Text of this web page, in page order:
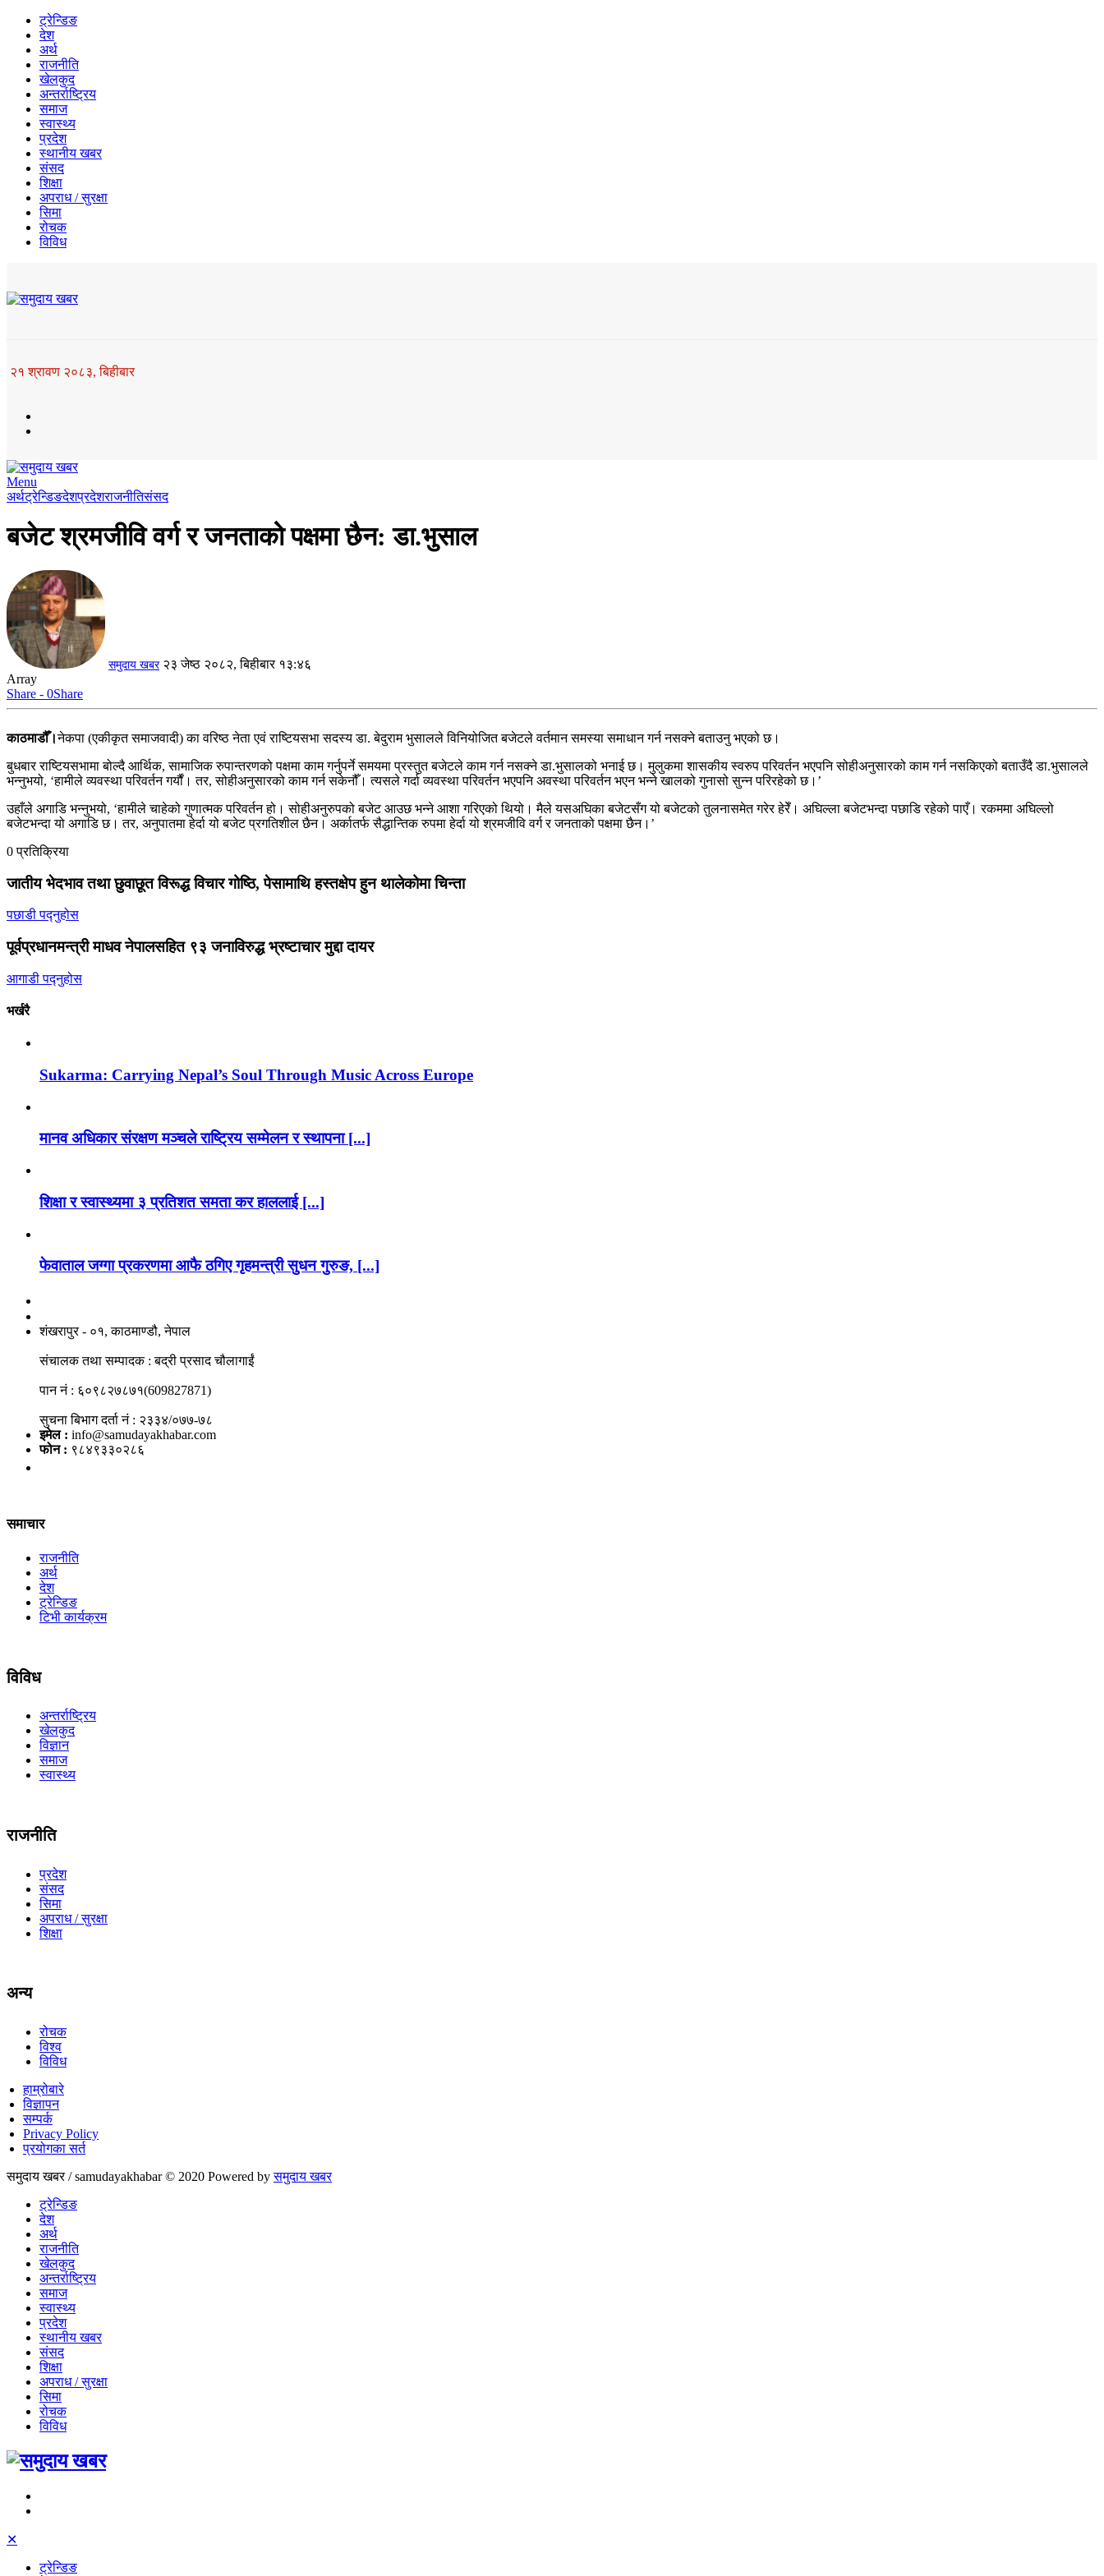
ट्रेन्डिङ
देश
अर्थ
राजनीति
खेलकुद
अन्तर्राष्ट्रिय
समाज
स्वास्थ्य
प्रदेश
स्थानीय खबर
संसद
शिक्षा
अपराध / सुरक्षा
सिमा
रोचक
विविध
२१ श्रावण २०८३, बिहीबार
Menu
अर्थट्रेन्डिङदेशप्रदेशराजनीतिसंसद
बजेट श्रमजीवि वर्ग र जनताको पक्षमा छैन: डा.भुसाल
समुदाय खबर २३ जेष्ठ २०८२, बिहीबार १३:४६
Array
Share - 0Share
काठमाडौँ।नेकपा (एकीकृत समाजवादी) का वरिष्ठ नेता एवं राष्टियसभा सदस्य डा. बेदुराम भुसालले विनियोजित बजेटले वर्तमान समस्या समाधान गर्न नसक्ने बताउनु भएको छ।
बुधबार राष्टियसभामा बोल्दै आर्थिक, सामाजिक रुपान्तरणको पक्षमा काम गर्नुपर्ने समयमा प्रस्तुत बजेटले काम गर्न नसक्ने डा.भुसालको भनाई छ। मुलुकमा शासकीय स्वरुप परिवर्तन भएपनि सोहीअनुसारको काम गर्न नसकिएको बताउँदै डा.भुसालले
भन्नुभयो, ‘हामीले व्यवस्था परिवर्तन गर्यौं। तर, सोहीअनुसारको काम गर्न सकेनौँ। त्यसले गर्दा व्यवस्था परिवर्तन भएपनि अवस्था परिवर्तन भएन भन्ने खालको गुनासो सुन्न परिरहेको छ।’
उहाँले अगाडि भन्नुभयो, ‘हामीले चाहेको गुणात्मक परिवर्तन हो। सोहीअनुरुपको बजेट आउछ भन्ने आशा गरिएको थियो। मैले यसअघिका बजेटसँग यो बजेटको तुलनासमेत गरेर हेरेँ। अघिल्ला बजेटभन्दा पछाडि रहेको पाएँ। रकममा अघिल्लो
बजेटभन्दा यो अगाडि छ। तर, अनुपातमा हेर्दा यो बजेट प्रगतिशील छैन। अर्कातर्फ सैद्धान्तिक रुपमा हेर्दा यो श्रमजीवि वर्ग र जनताको पक्षमा छैन।’
0 प्रतिक्रिया
जातीय भेदभाव तथा छुवाछूत विरूद्ध विचार गोष्ठि, पेसामाथि हस्तक्षेप हुन थालेकोमा चिन्ता
पछाडी पद्नुहोस
पूर्वप्रधानमन्त्री माधव नेपालसहित ९३ जनाविरुद्ध भ्रष्टाचार मुद्दा दायर
आगाडी पद्नुहोस
भर्खरै
Sukarma: Carrying Nepal’s Soul Through Music Across Europe
मानव अधिकार संरक्षण मञ्चले राष्ट्रिय सम्मेलन र स्थापना [...]
शिक्षा र स्वास्थ्यमा ३ प्रतिशत समता कर हाललाई [...]
फेवाताल जग्गा प्रकरणमा आफै ठगिए गृहमन्त्री सुधन गुरुङ, [...]
शंखरापुर - ०१, काठमाण्डौ, नेपाल
संचालक तथा सम्पादक : बद्री प्रसाद चौलागाईं
पान नं : ६०९८२७८७१(609827871)
सुचना बिभाग दर्ता नं : २३३४/०७७-७८
इमेल : info@samudayakhabar.com
फोन : ९८४९३३०२८६
समाचार
राजनीति
अर्थ
देश
ट्रेन्डिङ
टिभी कार्यक्रम
विविध
अन्तर्राष्ट्रिय
खेलकुद
विज्ञान
समाज
स्वास्थ्य
राजनीति
प्रदेश
संसद
सिमा
अपराध / सुरक्षा
शिक्षा
अन्य
रोचक
विश्व
विविध
हाम्रोबारे
विज्ञापन
सम्पर्क
Privacy Policy
प्रयोगका सर्त
समुदाय खबर / samudayakhabar © 2020 Powered byसमुदाय खबर
ट्रेन्डिङ
देश
अर्थ
राजनीति
खेलकुद
अन्तर्राष्ट्रिय
समाज
स्वास्थ्य
प्रदेश
स्थानीय खबर
संसद
शिक्षा
अपराध / सुरक्षा
सिमा
रोचक
विविध
✕
ट्रेन्डिङ